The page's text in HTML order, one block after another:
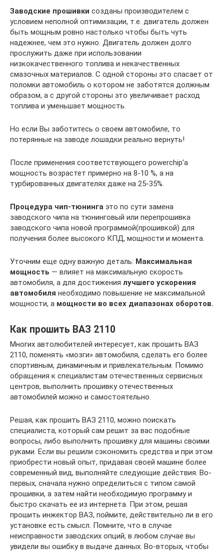
Заводские прошивки созданы производителем с
условием неполной оптимизации, т.е. двигатель должен
быть мощным ровно настолько чтобы быть чуть
надежнее, чем это нужно. Двигатель должен долго
прослужить даже при использовании
низкокачественного топлива и некачественных
смазочных материалов. С одной стороны это спасает от
поломки автомобиль о котором не заботятся должным
образом, а с другой стороны это увеличивает расход
топлива и уменьшает мощность.
Но если Вы заботитесь о своем автомобиле, то
потерянные на заводе лошадки реально вернуть!
После применения соответствующего powerchip’а
мощность возрастет примерно на 8-10 %, а на
турбированных двигателях даже на 25-35%.
Процедура чип-тюнинга это по сути замена
заводского чипа на тюнинговый или перепрошивка
заводского чипа новой программой(прошивкой) для
получения более высокого КПД, мощности и момента.
Уточним еще одну важную деталь: Максимальная
мощность — влияет на максимальную скорость
автомобиля, а для достижения лучшего ускорения
автомобиля необходимо повышение не максимальной
мощности, а мощности во всех диапазонах оборотов.
Как прошить ВАЗ 2110
Многих автолюбителей интересует, как прошить ВАЗ
2110, поменять «мозги» автомобиля, сделать его более
спортивным, динамичным и привлекательным. Помимо
обращения к специалистам отечественных сервисных
центров, выполнить прошивку отечественных
автомобилей можно и самостоятельно.
Решая, как прошить ВАЗ 2110, можно поискать
специалиста, который сам решит за вас подобные
вопросы, либо выполнить прошивку для машины своими
руками. Если вы решили сэкономить средства и при этом
приобрести новый опыт, придавая своей машине более
современный вид, выполняйте следующие действия. Во-
первых, сначала нужно определиться с типом самой
прошивки, а затем найти необходимую программу и
быстро скачать ее из интернета. При этом, решая
прошить инжектор ВАЗ, поймите, действительно ли в его
установке есть смысл. Помните, что в случае
неисправности заводских опций, в любом случае вы
увидели вы ошибку в выдаче данных. Во-вторых, чтобы